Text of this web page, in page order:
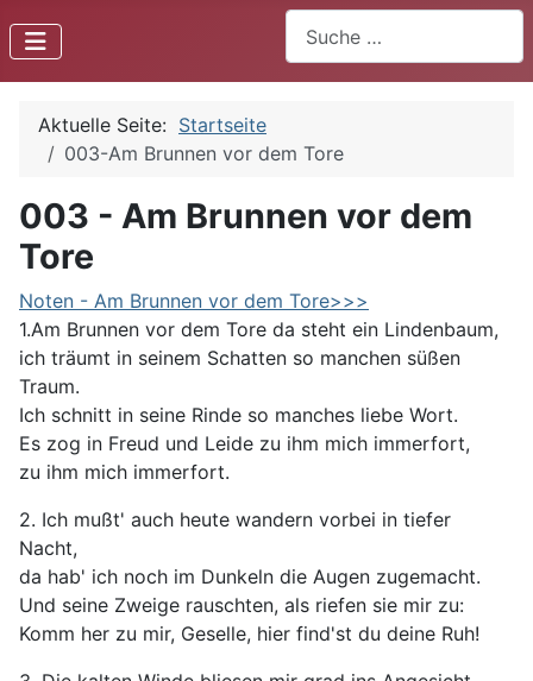
Aktuelle Seite: Startseite
003-Am Brunnen vor dem Tore
003 - Am Brunnen vor dem
Tore
Noten - Am Brunnen vor dem Tore>>>
1.Am Brunnen vor dem Tore da steht ein Lindenbaum,
ich träumt in seinem Schatten so manchen süßen
Traum.
Ich schnitt in seine Rinde so manches liebe Wort.
Es zog in Freud und Leide zu ihm mich immerfort,
zu ihm mich immerfort.
2. Ich mußt' auch heute wandern vorbei in tiefer
Nacht,
da hab' ich noch im Dunkeln die Augen zugemacht.
Und seine Zweige rauschten, als riefen sie mir zu:
Komm her zu mir, Geselle, hier find'st du deine Ruh!